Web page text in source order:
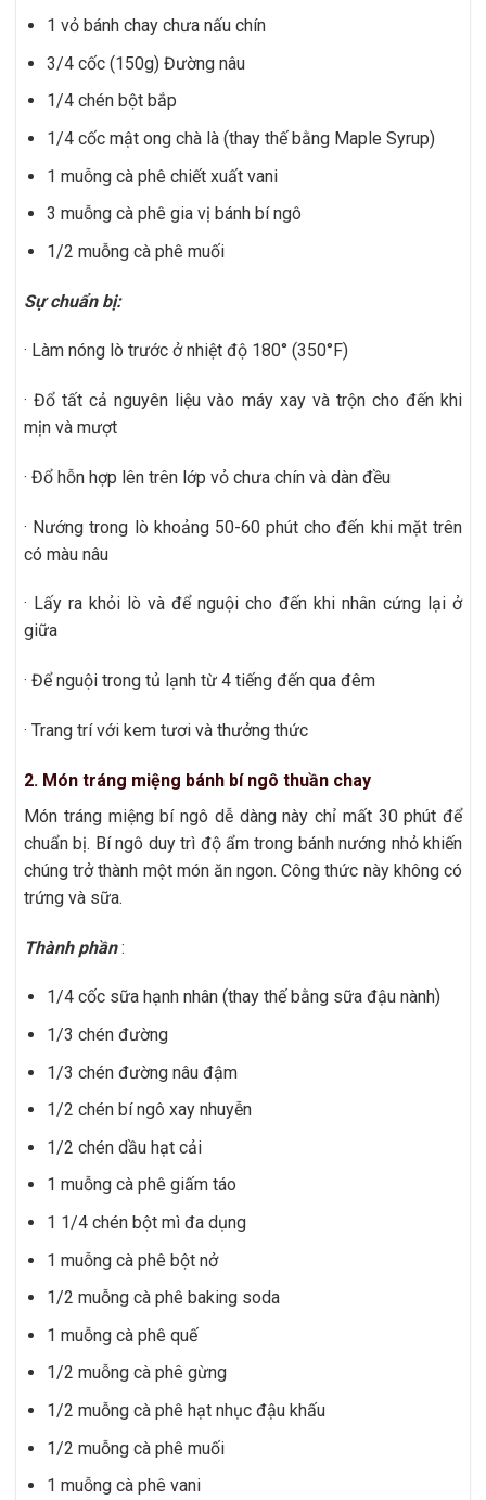
1 vỏ bánh chay chưa nấu chín
3/4 cốc (150g) Đường nâu
1/4 chén bột bắp
1/4 cốc mật ong chà là (thay thế bằng Maple Syrup)
1 muỗng cà phê chiết xuất vani
3 muỗng cà phê gia vị bánh bí ngô
1/2 muỗng cà phê muối
Sự chuẩn bị:
· Làm nóng lò trước ở nhiệt độ 180° (350°F)
· Đổ tất cả nguyên liệu vào máy xay và trộn cho đến khi
mịn và mượt
· Đổ hỗn hợp lên trên lớp vỏ chưa chín và dàn đều
· Nướng trong lò khoảng 50-60 phút cho đến khi mặt trên
có màu nâu
· Lấy ra khỏi lò và để nguội cho đến khi nhân cứng lại ở
giữa
· Để nguội trong tủ lạnh từ 4 tiếng đến qua đêm
· Trang trí với kem tươi và thưởng thức
2. Món tráng miệng bánh bí ngô thuần chay
Món tráng miệng bí ngô dễ dàng này chỉ mất 30 phút để
chuẩn bị. Bí ngô duy trì độ ẩm trong bánh nướng nhỏ khiến
chúng trở thành một món ăn ngon. Công thức này không có
trứng và sữa.
Thành phần:
1/4 cốc sữa hạnh nhân (thay thế bằng sữa đậu nành)
1/3 chén đường
1/3 chén đường nâu đậm
1/2 chén bí ngô xay nhuyễn
1/2 chén dầu hạt cải
1 muỗng cà phê giấm táo
1 1/4 chén bột mì đa dụng
1 muỗng cà phê bột nở
1/2 muỗng cà phê baking soda
1 muỗng cà phê quế
1/2 muỗng cà phê gừng
1/2 muỗng cà phê hạt nhục đậu khấu
1/2 muỗng cà phê muối
1 muỗng cà phê vani